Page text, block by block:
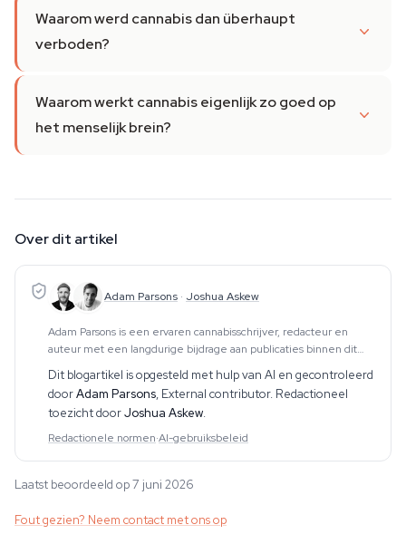
Waarom werd cannabis dan überhaupt
verboden?
Waarom werkt cannabis eigenlijk zo goed op
het menselijk brein?
Over dit artikel
Adam Parsons · Joshua Askew
Adam Parsons is een ervaren cannabisschrijver, redacteur en
auteur met een langdurige bijdrage aan publicaties binnen dit
vakgebied. Zijn werk omvat CBD, psychedelica, etnobotanica en
aanverwante onderwerpen. Hij produce
Dit blogartikel is opgesteld met hulp van AI en gecontroleerd
doorAdam Parsons, External contributor. Redactioneel
toezicht doorJoshua Askew.
Redactionele normen·AI-gebruiksbeleid
Laatst beoordeeld op 7 juni 2026
Fout gezien? Neem contact met ons op